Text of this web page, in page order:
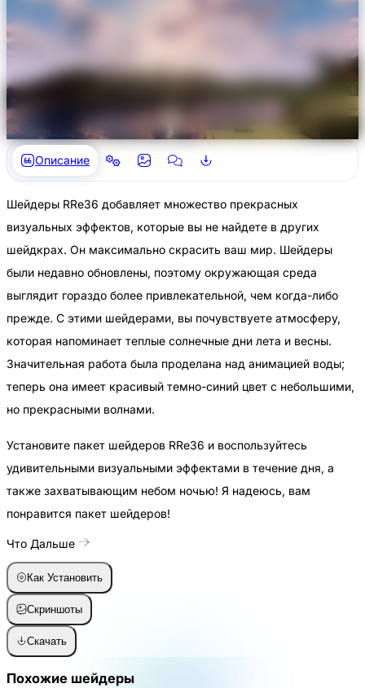
Описание
Шейдеры RRe36 добавляет множество прекрасных
визуальных эффектов, которые вы не найдете в других
шейдкрах. Он максимально скрасить ваш мир. Шейдеры
были недавно обновлены, поэтому окружающая среда
выглядит гораздо более привлекательной, чем когда-либо
прежде. С этими шейдерами, вы почувствуете атмосферу,
которая напоминает теплые солнечные дни лета и весны.
Значительная работа была проделана над анимацией воды;
теперь она имеет красивый темно-синий цвет с небольшими,
но прекрасными волнами.
Установите пакет шейдеров RRe36 и воспользуйтесь
удивительными визуальными эффектами в течение дня, а
также захватывающим небом ночью! Я надеюсь, вам
понравится пакет шейдеров!
Что Дальше
Как Установить
Скриншоты
Скачать
Похожие шейдеры